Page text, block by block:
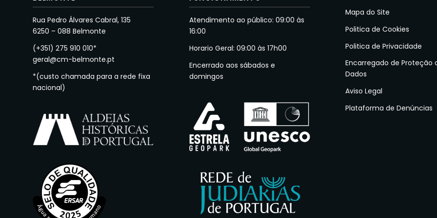
Rua Pedro Álvares Cabral, 135
6250 – 088 Belmonte
(+351) 275 910 010*
geral@cm-belmonte.pt
*(custo chamada para a rede fixa
nacional)
Atendimento ao público: 09:00 às
16:00
Horario Geral: 09:00 às 17h00
Encerrado aos sábados e
domingos
Mapa do Site
Politica de Cookies
Politica de Privacidade
Encarregado de Proteção
Dados
Aviso Legal
Plataforma de Denúncias